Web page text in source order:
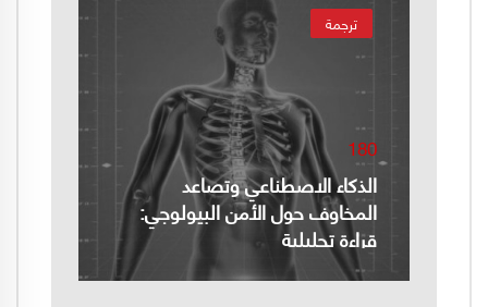
ترجمة
180
الذكاء الاصطناعي وتصاعد
المخاوف حول الأمن البيولوجي:
قراءة تحليلية